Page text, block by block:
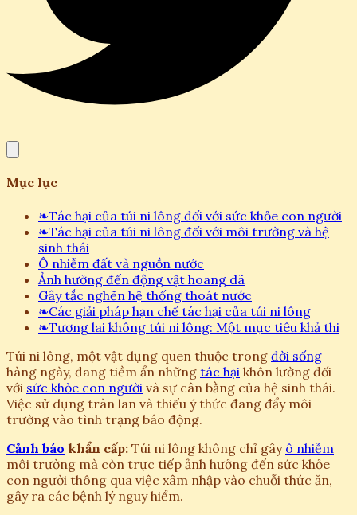
Mục lục
❧Tác hại của túi ni lông đối với sức khỏe con người
❧Tác hại của túi ni lông đối với môi trường và hệ
sinh thái
Ô nhiễm đất và nguồn nước
Ảnh hưởng đến động vật hoang dã
Gây tắc nghẽn hệ thống thoát nước
❧Các giải pháp hạn chế tác hại của túi ni lông
❧Tương lai không túi ni lông: Một mục tiêu khả thi
Túi ni lông, một vật dụng quen thuộc trong đời sống
hàng ngày, đang tiềm ẩn những tác hại khôn lường đối
với sức khỏe con người và sự cân bằng của hệ sinh thái.
Việc sử dụng tràn lan và thiếu ý thức đang đẩy môi
trường vào tình trạng báo động.
Cảnh báo khẩn cấp: Túi ni lông không chỉ gây ô nhiễm
môi trường mà còn trực tiếp ảnh hưởng đến sức khỏe
con người thông qua việc xâm nhập vào chuỗi thức ăn,
gây ra các bệnh lý nguy hiểm.